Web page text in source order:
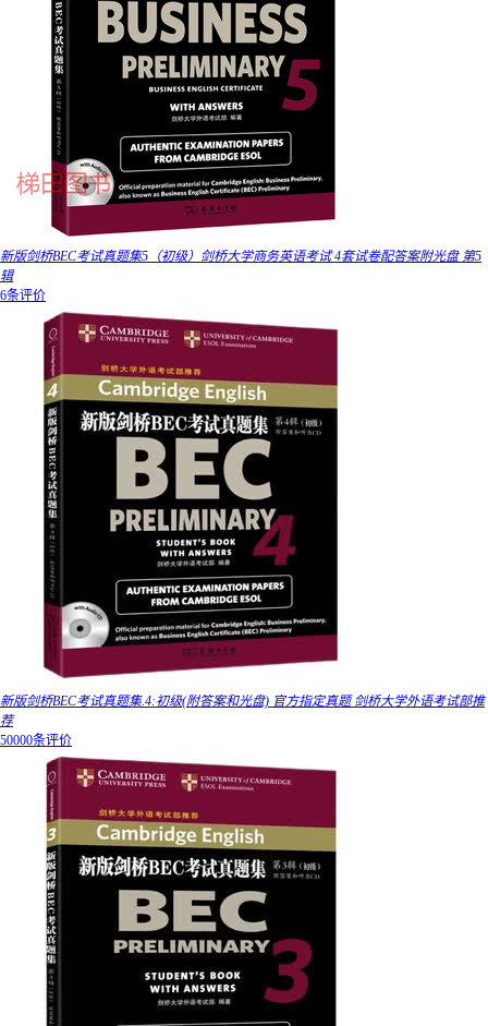
新版剑桥BEC考试真题集5（初级）剑桥大学商务英语考试 4套试卷配答案附光盘 第5
辑
6条评价
新版剑桥BEC考试真题集.4:初级(附答案和光盘) 官方指定真题 剑桥大学外语考试部推
荐
50000条评价